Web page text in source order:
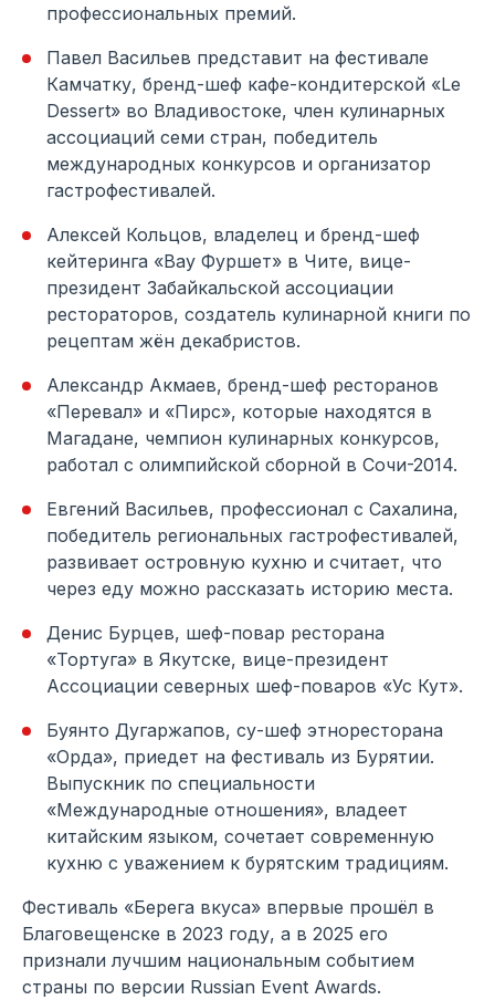
профессиональных премий.
Павел Васильев представит на фестивале
Камчатку, бренд-шеф кафе-кондитерской «Le
Dessert» во Владивостоке, член кулинарных
ассоциаций семи стран, победитель
международных конкурсов и организатор
гастрофестивалей.
Алексей Кольцов, владелец и бренд-шеф
кейтеринга «Вау Фуршет» в Чите, вице-
президент Забайкальской ассоциации
рестораторов, создатель кулинарной книги по
рецептам жён декабристов.
Александр Акмаев, бренд-шеф ресторанов
«Перевал» и «Пирс», которые находятся в
Магадане, чемпион кулинарных конкурсов,
работал с олимпийской сборной в Сочи-2014.
Евгений Васильев, профессионал с Сахалина,
победитель региональных гастрофестивалей,
развивает островную кухню и считает, что
через еду можно рассказать историю места.
Денис Бурцев, шеф-повар ресторана
«Тортуга» в Якутске, вице-президент
Ассоциации северных шеф-поваров «Ус Кут».
Буянто Дугаржапов, су-шеф этноресторана
«Орда», приедет на фестиваль из Бурятии.
Выпускник по специальности
«Международные отношения», владеет
китайским языком, сочетает современную
кухню с уважением к бурятским традициям.
Фестиваль «Берега вкуса» впервые прошёл в
Благовещенске в 2023 году, а в 2025 его
признали лучшим национальным событием
страны по версии Russian Event Awards.